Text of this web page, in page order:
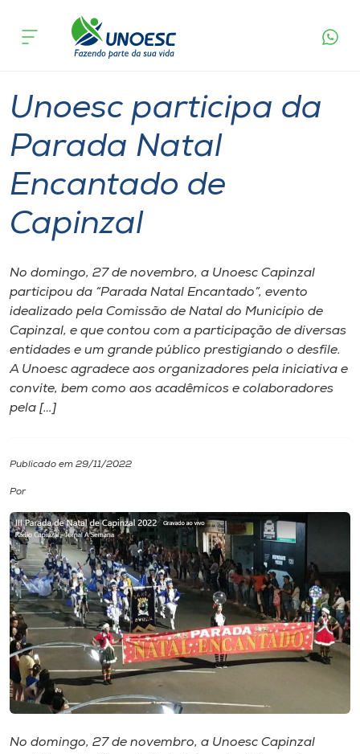
Cursos
Pesquisa
Atendimento ao Estudante
Portal de Ensino
A
Unoesc
Internacionalização
I.nova
Cultura
CPA
Biblioteca
Editora
Rádio
acontece
Unoesc participa da
Parada Natal
Encantado de
Capinzal
No domingo, 27 de novembro, a Unoesc Capinzal
participou da “Parada Natal Encantado”, evento
idealizado pela Comissão de Natal do Município de
Capinzal, e que contou com a participação de diversas
entidades e um grande público prestigiando o desfile.
A Unoesc agradece aos organizadores pela iniciativa e
convite, bem como aos acadêmicos e colaboradores
pela […]
Publicado em 29/11/2022
Por
No domingo, 27 de novembro, a Unoesc Capinzal